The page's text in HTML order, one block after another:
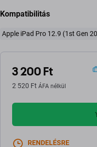
Kompatibilitás
Apple iPad Pro 12.9 (1st Gen
3 200 Ft
2 520 Ft ÁFA nélkül
RENDELÉSRE